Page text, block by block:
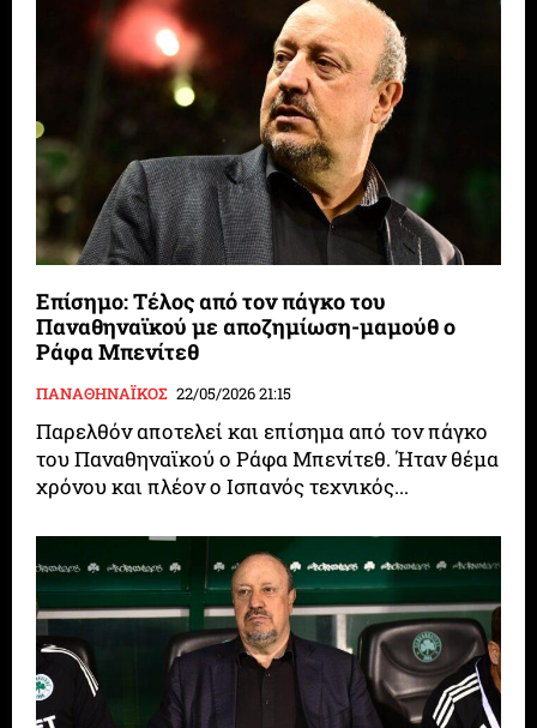
Επίσημο: Τέλος από τον πάγκο του
Παναθηναϊκού με αποζημίωση-μαμούθ ο
Ράφα Μπενίτεθ
ΠΑΝΑΘΗΝΑΪΚΟΣ 22/05/2026 21:15
Παρελθόν αποτελεί και επίσημα από τον πάγκο
του Παναθηναϊκού ο Ράφα Μπενίτεθ. Ήταν θέμα
χρόνου και πλέον ο Ισπανός τεχνικός...